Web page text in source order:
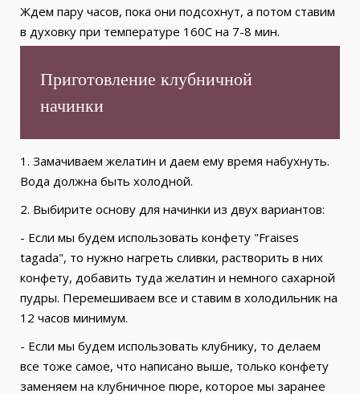
Ждем пару часов, пока они подсохнут, а потом ставим
в духовку при температуре 160С на 7-8 мин.
Приготовление клубничной
начинки
1. Замачиваем желатин и даем ему время набухнуть.
Вода должна быть холодной.
2. Выбирите основу для начинки из двух вариантов:
- Если мы будем использовать конфету "Fraises
tagada", то нужно нагреть сливки, растворить в них
конфету, добавить туда желатин и немного сахарной
пудры. Перемешиваем все и ставим в холодильник на
12 часов минимум.
- Если мы будем использовать клубнику, то делаем
все тоже самое, что написано выше, только конфету
заменяем на клубничное пюре, которое мы заранее